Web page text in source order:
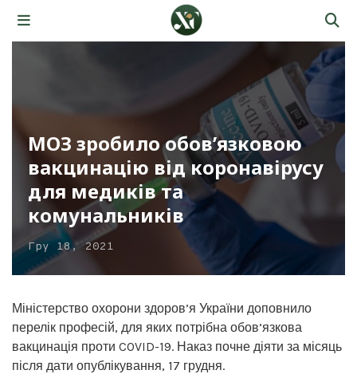
МОЗ зробило обов’язковою
вакцинацію від коронавірусу
для медиків та
комунальників
Гру 18, 2021
Міністерство охорони здоров’я України доповнило
перелік професій, для яких потрібна обов’язкова
вакцинація проти COVID-19. Наказ почне діяти за місяць
після дати опублікування, 17 грудня.